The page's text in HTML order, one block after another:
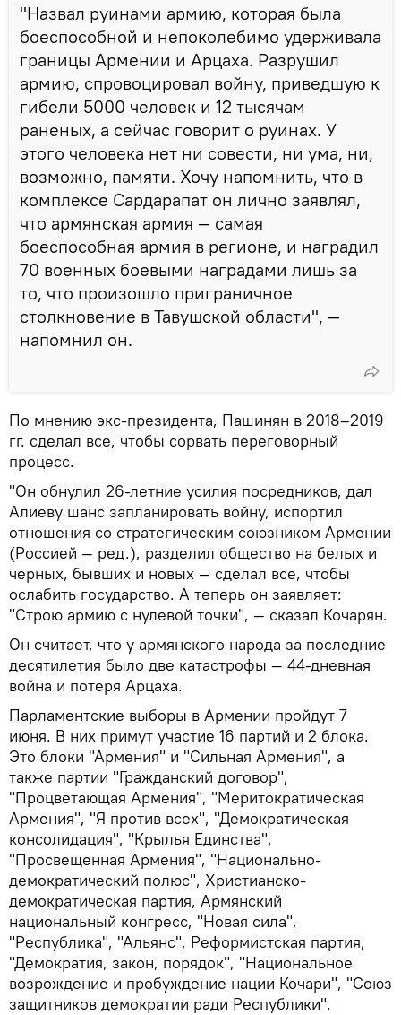
"Назвал руинами армию, которая была
боеспособной и непоколебимо удерживала
границы Армении и Арцаха. Разрушил
армию, спровоцировал войну, приведшую к
гибели 5000 человек и 12 тысячам
раненых, а сейчас говорит о руинах. У
этого человека нет ни совести, ни ума, ни,
возможно, памяти. Хочу напомнить, что в
комплексе Сардарапат он лично заявлял,
что армянская армия — самая
боеспособная армия в регионе, и наградил
70 военных боевыми наградами лишь за
то, что произошло приграничное
столкновение в Тавушской области", —
напомнил он.
По мнению экс-президента, Пашинян в 2018–2019
гг. сделал все, чтобы сорвать переговорный
процесс.
"Он обнулил 26-летние усилия посредников, дал
Алиеву шанс запланировать войну, испортил
отношения со стратегическим союзником Армении
(Россией — ред.), разделил общество на белых и
черных, бывших и новых — сделал все, чтобы
ослабить государство. А теперь он заявляет:
"Строю армию с нулевой точки", — сказал Кочарян.
Он считает, что у армянского народа за последние
десятилетия было две катастрофы — 44-дневная
война и потеря Арцаха.
Парламентские выборы в Армении пройдут 7
июня. В них примут участие 16 партий и 2 блока.
Это блоки "Армения" и "Сильная Армения", а
также партии "Гражданский договор",
"Процветающая Армения", "Меритократическая
Армения", "Я против всех", "Демократическая
консолидация", "Крылья Единства",
"Просвещенная Армения", "Национально-
демократический полюс", Христианско-
демократическая партия, Армянский
национальный конгресс, "Новая сила",
"Республика", "Альянс", Реформистская партия,
"Демократия, закон, порядок", "Национальное
возрождение и пробуждение нации Кочари", "Союз
защитников демократии ради Республики".